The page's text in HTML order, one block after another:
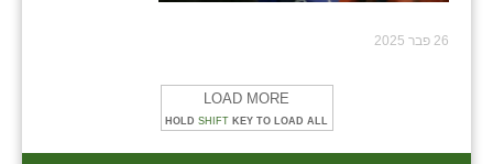
26 פבר 2025
LOAD MORE
HOLD SHIFT KEY TO LOAD ALL